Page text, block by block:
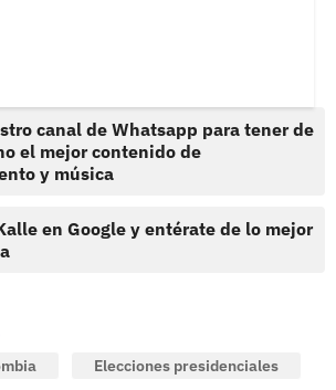
canal de Whatsapp para tener de
el mejor contenido de
y música
en Google y entérate de lo mejor
Elecciones presidenciales